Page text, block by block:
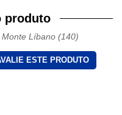
produto
Líbano (140)
ESTE PRODUTO